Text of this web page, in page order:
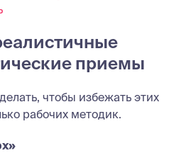
приемы
чтобы избежать этих
рабочих методик.